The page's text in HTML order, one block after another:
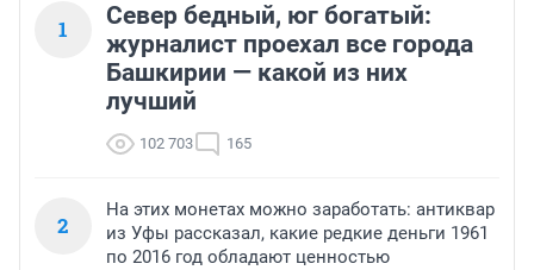
1
Север бедный, юг богатый:
журналист проехал все города
Башкирии — какой из них
лучший
102 703 165
2
На этих монетах можно заработать: антиквар
из Уфы рассказал, какие редкие деньги 1961
по 2016 год обладают ценностью